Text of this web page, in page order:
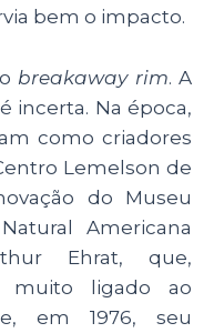
bem o impacto.
breakaway rim. A
incerta. Na época,
como criadores
Lemelson de
do Museu
Americana
Ehrat, que,
muito ligado ao
em 1976, seu